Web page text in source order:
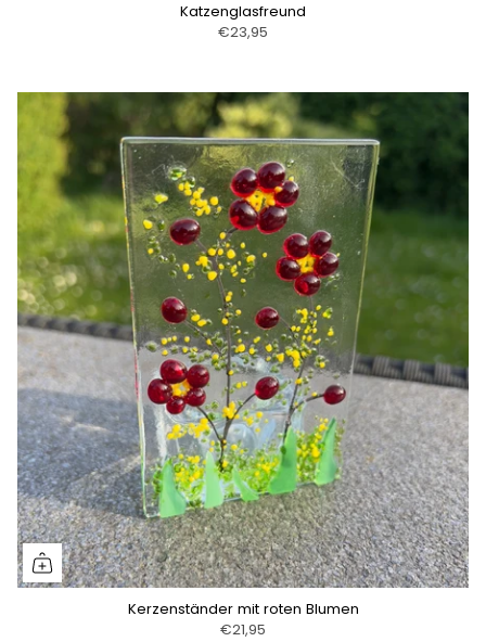
Katzenglasfreund
€23,95
Kerzenständer mit roten Blumen
€21,95